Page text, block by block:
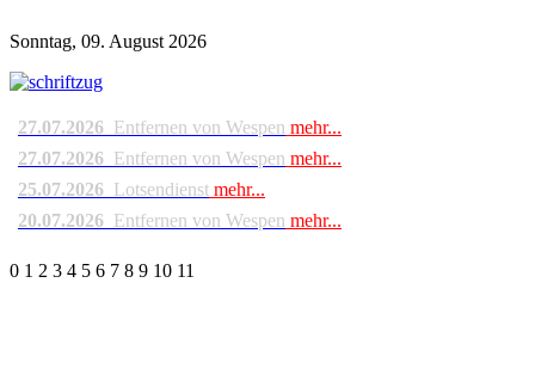
Sonntag, 09. August 2026
27.07.2026 Entfernen von Wespen mehr...
27.07.2026 Entfernen von Wespen mehr...
25.07.2026 Lotsendienst mehr...
20.07.2026 Entfernen von Wespen mehr...
0 1 2 3 4 5 6 7 8 9 10 11